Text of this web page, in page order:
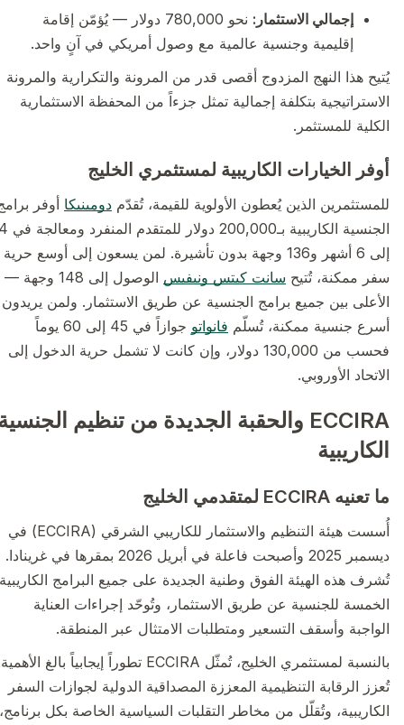
إجمالي الاستثمار:
نحو 780,000 دولار — يُؤمّن إقامة
إقليمية وجنسية عالمية مع وصول أمريكي في آنٍ واحد.
يُتيح هذا النهج المزدوج أقصى قدر من المرونة والتكرارية والمرونة
الاستراتيجية بتكلفة إجمالية تمثل جزءاً من المحفظة الاستثمارية
الكلية للمستثمر.
أوفر الخيارات الكاريبية لمستثمري الخليج
للمستثمرين الذين يُعطون الأولوية للقيمة، تُقدّمدومينيكاأوفر برامج
الجنسية الكاريبية بـ200,000 دولار للمتقدم المنفرد ومعالجة في 4
إلى 6 أشهر و136 وجهة بدون تأشيرة. لمن يسعون إلى أوسع حرية
سفر ممكنة، تُتيحسانت كيتس ونيفيس
الوصول إلى 148 وجهة —
الأعلى بين جميع برامج الجنسية عن طريق الاستثمار. ولمن يريدون
أسرع جنسية ممكنة، تُسلّمفانواتو
جوازاً في 45 إلى 60 يوماً
فحسب من 130,000 دولار، وإن كانت لا تشمل حرية الدخول إلى
الاتحاد الأوروبي.
ECCIRA والحقبة الجديدة من تنظيم الجنسية
الكاريبية
ما تعنيه ECCIRA لمتقدمي الخليج
أُسست هيئة التنظيم والاستثمار للكاريبي الشرقي (ECCIRA) في
ديسمبر 2025 وأصبحت فاعلة في أبريل 2026 بمقرها في غرينادا.
تُشرف هذه الهيئة الفوق وطنية الجديدة على جميع البرامج الكاريبية
الخمسة للجنسية عن طريق الاستثمار، وتُوحّد إجراءات العناية
الواجبة وأسقف التسعير ومتطلبات الامتثال عبر المنطقة.
بالنسبة لمستثمري الخليج، تُمثّل ECCIRA تطوراً إيجابياً بالغ الأهمية.
تُعزز الرقابة التنظيمية المعززة المصداقية الدولية لجوازات السفر
الكاريبية، وتُقلّل من مخاطر التقلبات السياسية الخاصة بكل برنامج،